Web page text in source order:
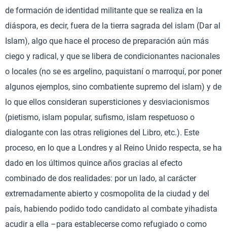
de formación de identidad militante que se realiza en la
diáspora, es decir, fuera de la tierra sagrada del islam (Dar al
Islam), algo que hace el proceso de preparación aún más
ciego y radical, y que se libera de condicionantes nacionales
o locales (no se es argelino, paquistaní o marroquí, por poner
algunos ejemplos, sino combatiente supremo del islam) y de
lo que ellos consideran supersticiones y desviacionismos
(pietismo, islam popular, sufismo, islam respetuoso o
dialogante con las otras religiones del Libro, etc.). Este
proceso, en lo que a Londres y al Reino Unido respecta, se ha
dado en los últimos quince años gracias al efecto
combinado de dos realidades: por un lado, al carácter
extremadamente abierto y cosmopolita de la ciudad y del
país, habiendo podido todo candidato al combate yihadista
acudir a ella –para establecerse como refugiado o como